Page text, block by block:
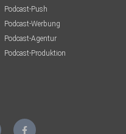
Podcast-Push
Podcast-Werbung
Podcast-Agentur
Podcast-Produktion